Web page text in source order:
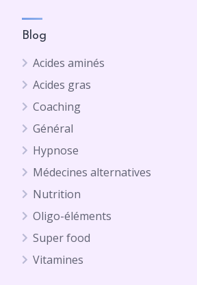
Blog
Acides aminés
Acides gras
Coaching
Général
Hypnose
Médecines alternatives
Nutrition
Oligo-éléments
Super food
Vitamines